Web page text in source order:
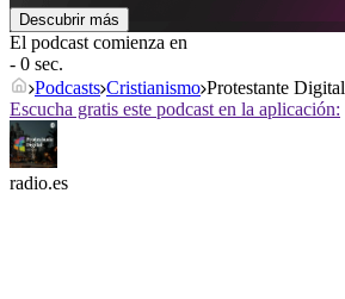
Descubrir más
El podcast comienza en
- 0 sec.
Podcasts Cristianismo Protestante Digital
Escucha gratis este podcast en la aplicación:
radio.es